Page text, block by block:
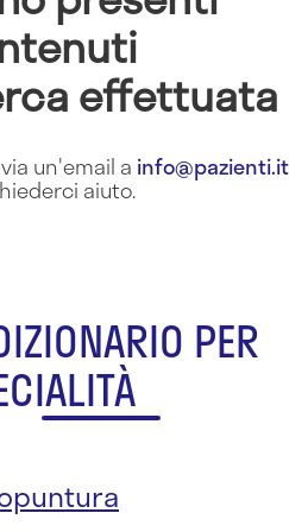
effettuata
un'email a info@pazienti.it
aiuto.
PER